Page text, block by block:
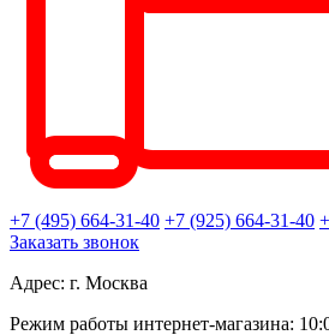
+7 (495) 664-31-40 +7 (925) 664-31-40
Заказать звонок
Адрес: г. Москва
Режим работы интернет-магазина: